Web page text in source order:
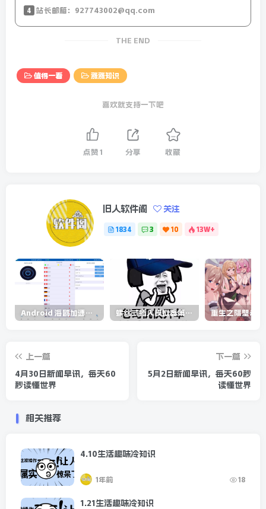
4 站长邮箱：927743002@qq.com
THE END
值得一看 涨涨知识
喜欢就支持一下吧
点赞 1 分享 收藏
旧人软件阁 关注
1834 3 10 13W+
Android 海鸥加速器v6.6.3(解锁会员) 螺丝式插入模拟器第5代/NejicomiSimulator.Vol.5.v1.0.2
上一篇
4月30日新闻早讯，每天60
秒读懂世界
下一篇
5月2日新闻早讯，每天60秒
读懂世界
相关推荐
4.10生活趣味冷知识
1年前 18
1.21生活趣味冷知识